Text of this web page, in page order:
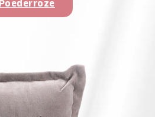
Poederroze